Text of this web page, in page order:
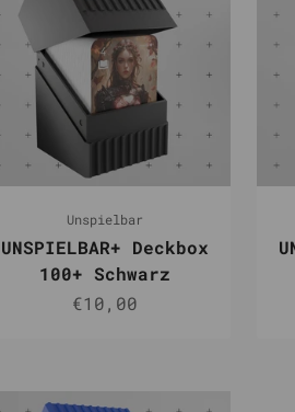
Unspielbar
UNSPIELBAR+ Deckbox
100+ Schwarz
Angebot
€10,00